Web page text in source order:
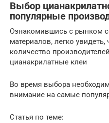
Выбор
популярные
Ознакомившись с рынком
материалов, легко
количество
цианакрилатные клеи
Во время выбора
внимание на самые
Статья по теме: